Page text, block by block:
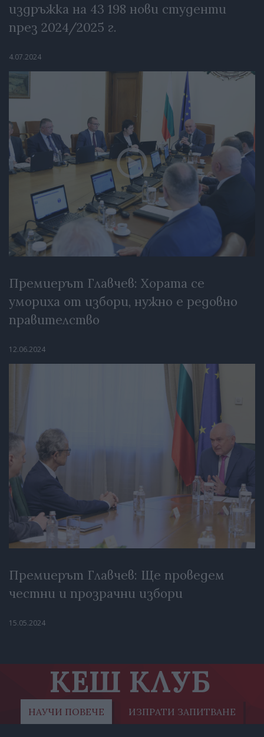
издръжка на 43 198 нови студенти
през 2024/2025 г.
4.07.2024
Премиерът Главчев: Хората се
умориха от избори, нужно е редовно
правителство
12.06.2024
Премиерът Главчев: Ще проведем
честни и прозрачни избори
15.05.2024
КЕШ КЛУБ
НАУЧИ ПОВЕЧЕ ИЗПРАТИ ЗАПИТВАНЕ